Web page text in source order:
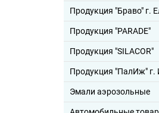
Продукция "Браво" г.
Продукция "PARADE"
Продукция "SILACOR"
Продукция "ПалИж" г.
Эмали аэрозольные